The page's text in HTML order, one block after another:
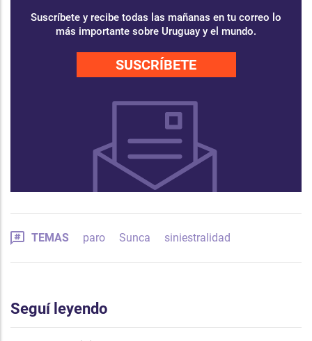
Suscríbete y recibe todas las mañanas en tu correo lo
más importante sobre Uruguay y el mundo.
SUSCRÍBETE
TEMAS paro Sunca siniestralidad
Seguí leyendo